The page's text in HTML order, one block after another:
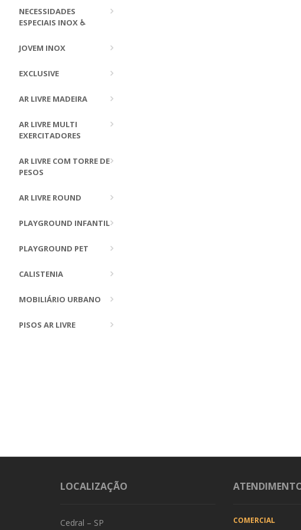
NECESSIDADES
ESPECIAIS INOX ♿
JOVEM INOX
EXCLUSIVE
AR LIVRE MADEIRA
AR LIVRE MULTI
EXERCITADORES
AR LIVRE COM TORRE DE
PESOS
AR LIVRE ROUND
PLAYGROUND INFANTIL
PLAYGROUND PET
CALISTENIA
MOBILIÁRIO URBANO
PISOS AR LIVRE
LOCALIZAÇÃO
Cedral – SP COMERCIAL